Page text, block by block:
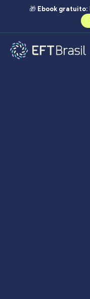
🎁 Ebook gratuito: